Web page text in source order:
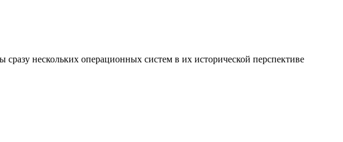
нескольких операционных систем в их исторической перспективе